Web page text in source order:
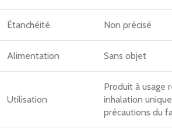
Étanchéité Non précisé
Alimentation Sans objet
Utilisation
Produit à usage
inhalation
précautions du